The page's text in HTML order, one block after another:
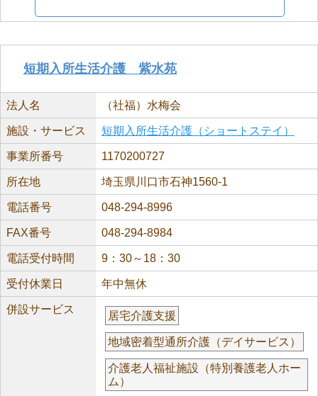
短期入所生活介護 紫水苑
法人名 （社福）水梅会
施設・サービス 短期入所生活介護（ショートステイ）
事業所番号 1170200727
所在地 埼玉県川口市石神1560-1
電話番号 048-294-8996
FAX番号 048-294-8984
電話受付時間 9：30～18：30
受付休業日 年中無休
併設サービス
居宅介護支援
地域密着型通所介護（デイサービス）
介護老人福祉施設（特別養護老人ホー
ム）